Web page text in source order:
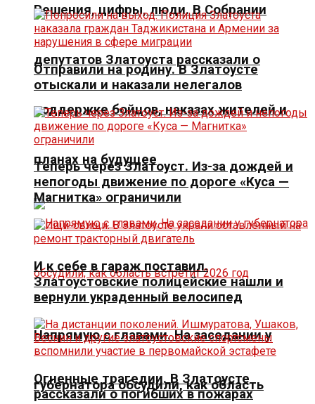
Решения, цифры, люди. В Собрании
депутатов Златоуста рассказали о
поддержке бойцов, наказах жителей и
планах на будущее
Напрямую с главами. На заседании у
губернатора обсудили, как область
Отправили на родину. В Златоусте
отыскали и наказали нелегалов
Теперь через Златоуст. Из-за дождей и
непогоды движение по дороге «Куса —
Магнитка» ограничили
И к себе в гараж поставил.
Златоустовские полицейские нашли и
вернули украденный велосипед
Огненные трагедии. В Златоусте
рассказали о погибших в пожарах